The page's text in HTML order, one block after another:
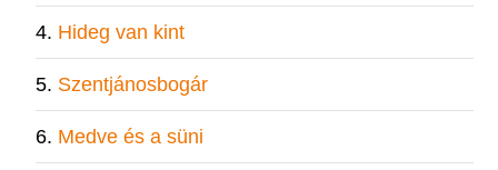
Hideg van kint
Szentjánosbogár
Medve és a süni